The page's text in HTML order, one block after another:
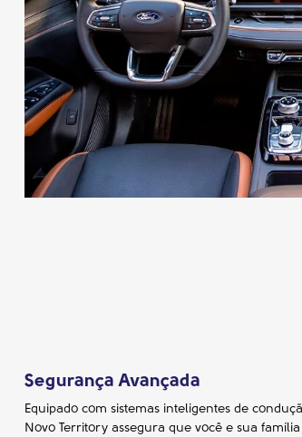
Segurança Avançada
Equipado com sistemas inteligentes de
Novo Territory assegura que você e sua